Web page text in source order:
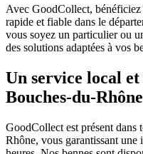
Avec GoodCollect,
rapide et fiable dans le
vous soyez un particulier ou
des solutions adaptées à vos
Un service local
Bouches-du-Rhône
GoodCollect est présent dans
Rhône, vous garantissant